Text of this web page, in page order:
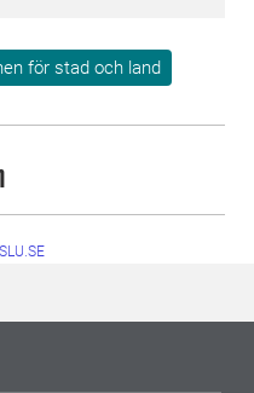
för stad och land